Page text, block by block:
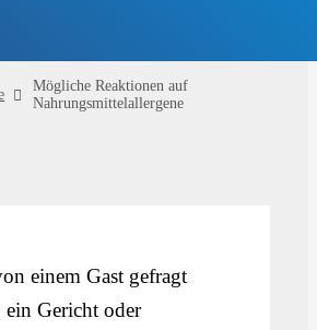
Mögliche Reaktionen auf
Nahrungsmittelallergene
einem Gast gefragt
ein Gericht oder